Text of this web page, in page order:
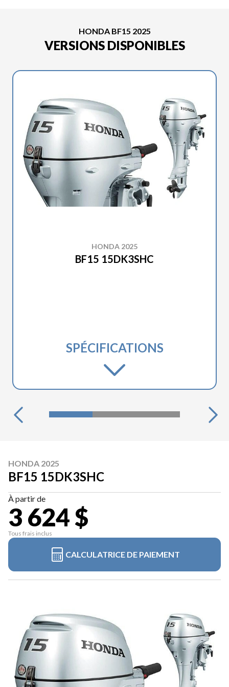
HONDA BF15 2025
VERSIONS DISPONIBLES
HONDA 2025
BF15 15DK3SHC
SPÉCIFICATIONS
HONDA 2025
BF15 15DK3SHC
À partir de
3 624 $
Tous frais inclus
CALCULATRICE DE PAIEMENT